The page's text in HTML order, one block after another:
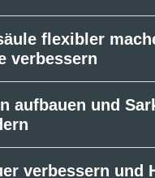
flexibler
verbessern
aufbauen und
verbessern und